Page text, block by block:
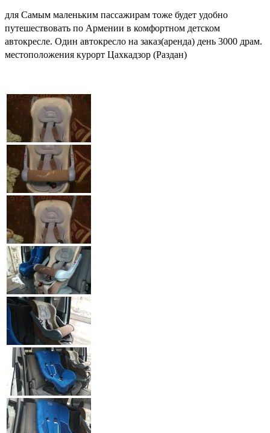
для Самым маленьким пассажирам тоже будет удобно
путешествовать по Армении в комфортном детском
автокресле. Один автокресло на заказ(аренда) день 3000 драм.
местоположения курорт Цахкадзор (Раздан)